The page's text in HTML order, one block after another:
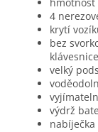
hmotnost
4
krytí
bez
velký
výdrž